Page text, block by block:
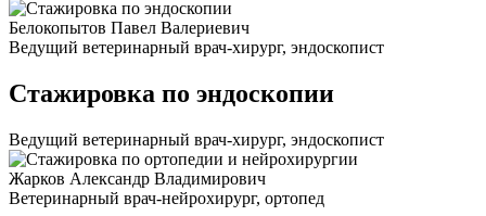
Белокопытов Павел Валериевич
Ведущий ветеринарный врач-хирург, эндоскопист
Стажировка по эндоскопии
Ведущий ветеринарный врач-хирург, эндоскопист
Жарков Александр Владимирович
Ветеринарный врач-нейрохирург, ортопед